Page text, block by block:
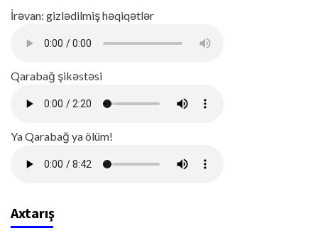
İrəvan: gizlədilmiş həqiqətlər
Qarabağ şikəstəsi
Ya Qarabağ ya ölüm!
Axtarış